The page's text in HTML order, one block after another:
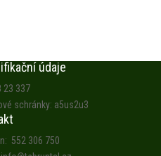
údaje
23 337
schránky: a5us2u3
552 306 750